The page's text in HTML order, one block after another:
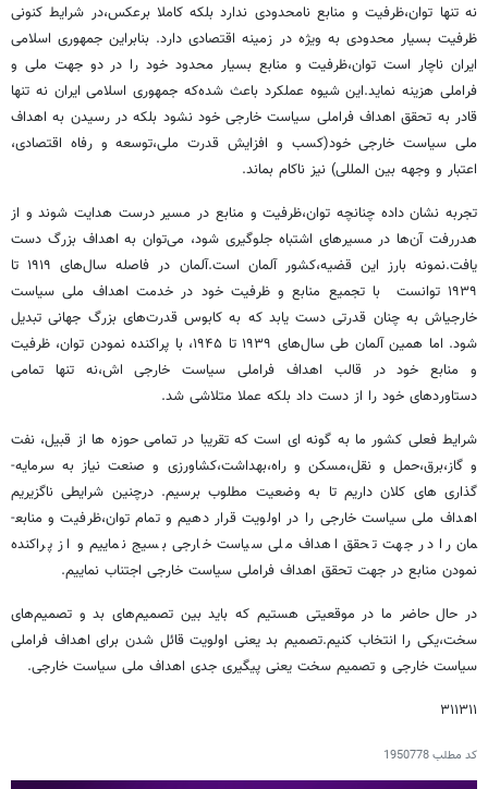
نه تنها توان،ظرفیت و منابع نامحدودی ندارد بلکه کاملا برعکس،در شرایط کنونی
ظرفیت بسیار محدودی به ویژه در زمینه اقتصادی دارد. بنابراین جمهوری اسلامی
ایران ناچار است توان،ظرفیت و منابع بسیار محدود خود را در دو جهت ملی و
فراملی هزینه نماید.این شیوه عملکرد باعث شده‌که جمهوری اسلامی ایران نه تنها
قادر به تحقق اهداف فراملی سیاست خارجی خود نشود بلکه در رسیدن به اهداف
ملی سیاست خارجی خود(کسب و افزایش قدرت ملی،توسعه و رفاه اقتصادی،
اعتبار و وجهه بین المللی) نیز ناکام بماند.
تجربه نشان داده چنانچه توان،ظرفیت و منابع در مسیر درست هدایت شوند و از
هدررفت آن‌ها در مسیرهای اشتباه جلوگیری شود، می‌توان به اهداف بزرگ دست
یافت.نمونه بارز این قضیه،کشور آلمان است.آلمان در فاصله سال‌های ۱۹۱۹ تا
۱۹۳۹ توانست با تجمیع منابع و ظرفیت خود در خدمت اهداف ملی سیاست
خارجی­اش به چنان قدرتی دست یابد که به کابوس قدرت‌های بزرگ جهانی تبدیل
شود. اما همین آلمان طی سال‌های ۱۹۳۹ تا ۱۹۴۵، با پراکنده نمودن توان، ظرفیت
و منابع خود در قالب اهداف فراملی سیاست خارجی اش،نه تنها تمامی
دستاوردهای خود را از دست داد بلکه عملا متلاشی شد.
شرایط فعلی کشور ما به گونه ­ای است که تقریبا در تمامی حوزه­ ها از قبیل، نفت
و گاز،برق،حمل و نقل،مسکن و راه،بهداشت،کشاورزی و صنعت نیاز به سرمایه­
گذاری های کلان داریم تا به وضعیت مطلوب برسیم. درچنین شرایطی ناگزیریم
اهداف ملی سیاست خارجی را در اولویت قرار دهیم و تمام توان،ظرفیت و منابع­
مان را در جهت تحقق اهداف ملی سیاست خارجی بسیج نماییم و از پراکنده
نمودن منابع در جهت تحقق اهداف فراملی سیاست خارجی اجتناب نماییم.
در حال حاضر ما در موقعیتی هستیم که باید بین تصمیم‌های بد و تصمیم‌های
سخت،یکی را انتخاب کنیم.تصمیم بد یعنی اولویت قائل شدن برای اهداف فراملی
سیاست خارجی و تصمیم سخت یعنی پیگیری جدی اهداف ملی سیاست خارجی.
۳۱۱۳۱۱
کد مطلب1950778